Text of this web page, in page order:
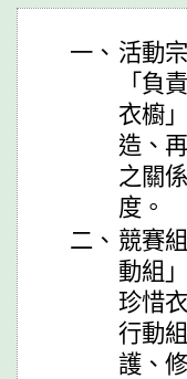
一、 活動
「負
衣櫥
造、
之關
度。
二、 競賽
動組
珍惜
行動
護、